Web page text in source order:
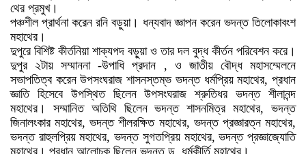
থের প্রমুখ।
পঞ্চশীল প্রার্থনা করেন রনি বড়ুয়া। ধন্যবাদ জ্ঞাপন করেন ভদন্ত তিলোকাবংশ
মহাথের।
দুপুরে বিশিষ্ট কীর্তনিয়া শাক্যপদ বড়ুয়া ও তার দল বুদ্ধ কীর্তন পরিবেশন করে।
দুপুর ২টায় সম্মাননা -উপাধি প্রদান , ও জাতীয় বৌদ্ধ মহাসম্মেলনে
সভাপতিত্ব করেন উপসংঘরাজ শাসনস্তম্ভ ভদন্ত ধর্মপ্রিয় মহাথের, প্রধান
জ্ঞাতি হিসেবে উপস্থিত ছিলেন উপসংঘরাজ শ্রুতিধর ভদন্ত শীলানন্দ
মহাথের। সম্মানিত অতিথি ছিলেন ভদন্ত শাসনমিত্র মহাথের, ভদন্ত
জিনালংকার মহাথের, ভদন্ত শীলরক্ষিত মহাথের, ভদন্ত প্রজ্ঞারত্ন মহাথের,
ভদন্ত রাহুলপ্রিয় মহাথের, ভদন্ত সুগতপ্রিয় মহাথের, ভদন্ত প্রজ্ঞাজ্যোতি